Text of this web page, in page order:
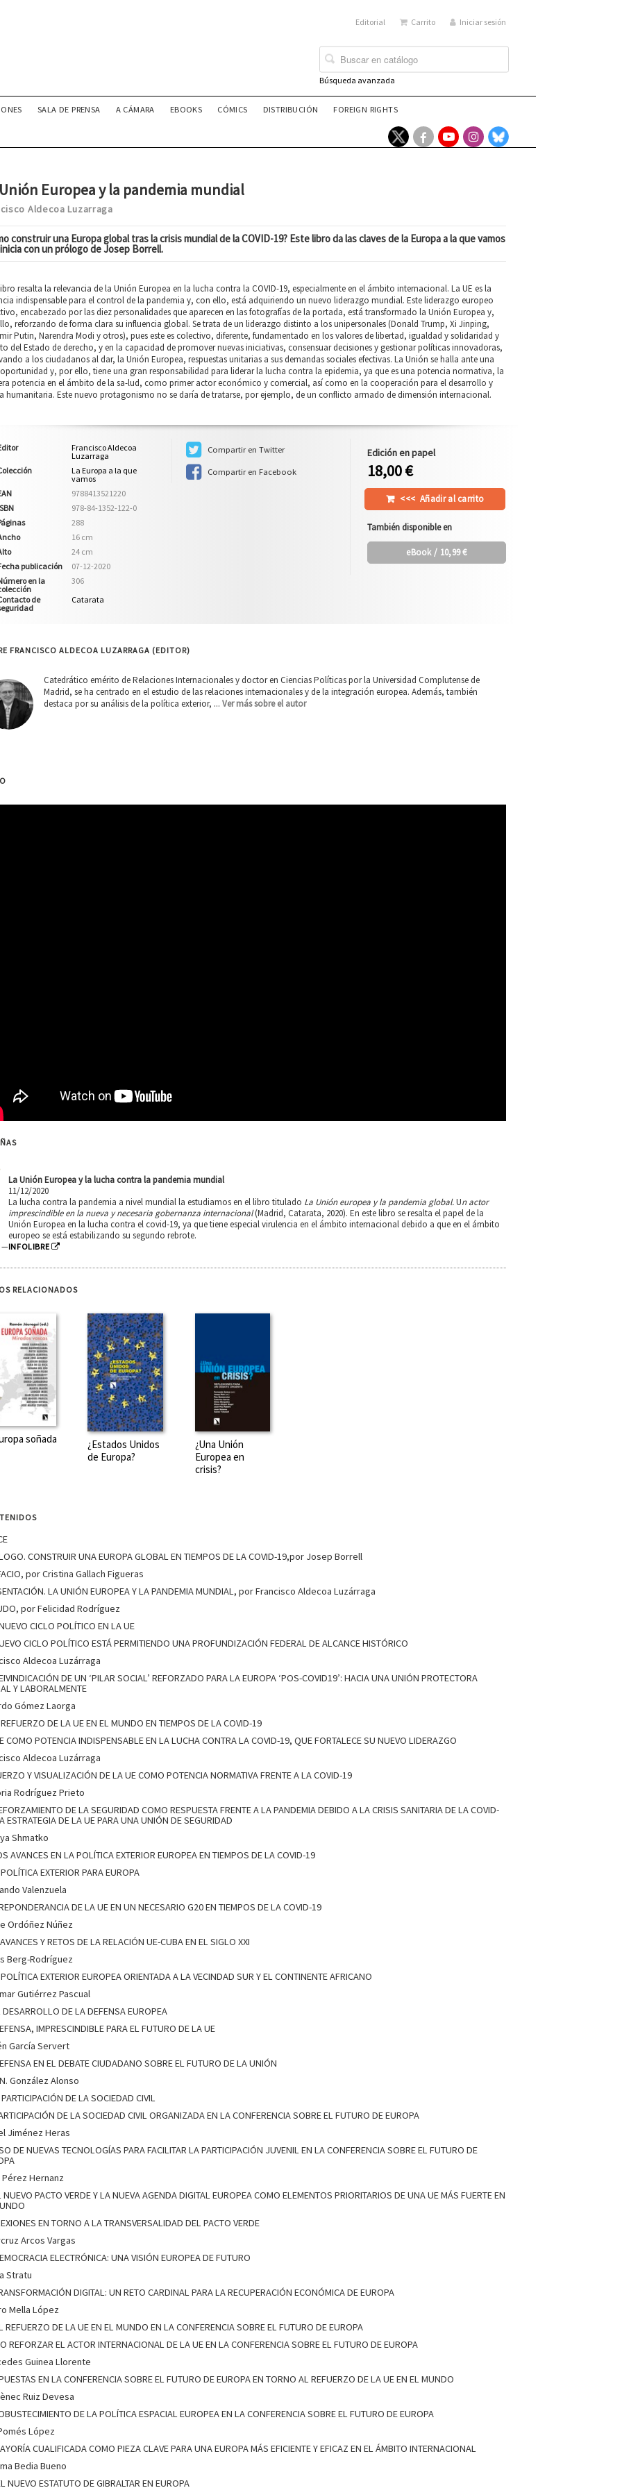
Editorial Carrito Iniciar sesión
Búsqueda avanzada
SALA DE PRENSA A CÁMARA EBOOKS CÓMICS DISTRIBUCIÓN FOREIGN RIGHTS
Europea y la pandemia mundial
Aldecoa Luzarraga
construir una Europa global tras la crisis mundial de la COVID-19? Este libro da las claves de la Europa a la que vamos
con un prólogo de Josep Borrell.
resalta la relevancia de la Unión Europea en la lucha contra la COVID-19, especialmente en el ámbito internacional. La UE es la
indispensable para el control de la pandemia y, con ello, está adquiriendo un nuevo liderazgo mundial. Este liderazgo europeo
encabezado por las diez personalidades que aparecen en las fotografías de la portada, está transformado la Unión Europea y,
reforzando de forma clara su influencia global. Se trata de un liderazgo distinto a los unipersonales (Donald Trump, Xi Jinping,
Putin, Narendra Modi y otros), pues este es colectivo, diferente, fundamentado en los valores de libertad, igualdad y solidaridad y
del Estado de derecho, y en la capacidad de promover nuevas iniciativas, consensuar decisiones y gestionar políticas innovadoras,
a los ciudadanos al dar, la Unión Europea, respuestas unitarias a sus demandas sociales efectivas. La Unión se halla ante una
y, por ello, tiene una gran responsabilidad para liderar la lucha contra la epidemia, ya que es una potencia normativa, la
potencia en el ámbito de la sa-lud, como primer actor económico y comercial, así como en la cooperación para el desarrollo y
humanitaria. Este nuevo protagonismo no se daría de tratarse, por ejemplo, de un conflicto armado de dimensión internacional.
Francisco Aldecoa
Luzarraga
La Europa a la que
vamos
9788413521220
978-84-1352-122-0
288
16 cm
24 cm
publicación
07-12-2020
en la
306
de
Catarata
Compartir en Twitter
Compartir en Facebook
Edición en papel
18,00 €
<<< Añadir al carrito
También disponible en
eBook/ 10,99 €
FRANCISCO ALDECOA LUZARRAGA (EDITOR)
Catedrático emérito de Relaciones Internacionales y doctor en Ciencias Políticas por la Universidad Complutense de
Madrid, se ha centrado en el estudio de las relaciones internacionales y de la integración europea. Además, también
destaca por su análisis de la política exterior, ... Ver más sobre el autor
La Unión Europea y la lucha contra la pandemia mundial
11/12/2020
La lucha contra la pandemia a nivel mundial la estudiamos en el libro titulado La Unión europea y la pandemia global.Un actor
imprescindible en la nueva y necesaria gobernanza internacional(Madrid, Catarata, 2020). En este libro se resalta el papel de la
Unión Europea en la lucha contra el covid-19, ya que tiene especial virulencia en el ámbito internacional debido a que en el ámbito
europeo se está estabilizando su segundo rebrote.
—INFOLIBRE
RELACIONADOS
soñada
¿Estados Unidos
de Europa?
¿Una Unión
Europea en
crisis?
CONSTRUIR UNA EUROPA GLOBAL EN TIEMPOS DE LA COVID-19,por Josep Borrell
por Cristina Gallach Figueras
LA UNIÓN EUROPEA Y LA PANDEMIA MUNDIAL, por Francisco Aldecoa Luzárraga
por Felicidad Rodríguez
CICLO POLÍTICO EN LA UE
CICLO POLÍTICO ESTÁ PERMITIENDO UNA PROFUNDIZACIÓN FEDERAL DE ALCANCE HISTÓRICO
Aldecoa Luzárraga
DE UN ‘PILAR SOCIAL’ REFORZADO PARA LA EUROPA ‘POS-COVID19’: HACIA UNA UNIÓN PROTECTORA
Y LABORALMENTE
Gómez Laorga
DE LA UE EN EL MUNDO EN TIEMPOS DE LA COVID-19
COMO POTENCIA INDISPENSABLE EN LA LUCHA CONTRA LA COVID-19, QUE FORTALECE SU NUEVO LIDERAZGO
Aldecoa Luzárraga
Y VISUALIZACIÓN DE LA UE COMO POTENCIA NORMATIVA FRENTE A LA COVID-19
Rodríguez Prieto
DE LA SEGURIDAD COMO RESPUESTA FRENTE A LA PANDEMIA DEBIDO A LA CRISIS SANITARIA DE LA COVID-
ESTRATEGIA DE LA UE PARA UNA UNIÓN DE SEGURIDAD
Shmatko
AVANCES EN LA POLÍTICA EXTERIOR EUROPEA EN TIEMPOS DE LA COVID-19
EXTERIOR PARA EUROPA
Valenzuela
DE LA UE EN UN NECESARIO G20 EN TIEMPOS DE LA COVID-19
Ordóñez Núñez
Y RETOS DE LA RELACIÓN UE-CUBA EN EL SIGLO XXI
Berg-Rodríguez
EXTERIOR EUROPEA ORIENTADA A LA VECINDAD SUR Y EL CONTINENTE AFRICANO
Gutiérrez Pascual
DESARROLLO DE LA DEFENSA EUROPEA
IMPRESCINDIBLE PARA EL FUTURO DE LA UE
García Servert
EN EL DEBATE CIUDADANO SOBRE EL FUTURO DE LA UNIÓN
González Alonso
DE LA SOCIEDAD CIVIL
DE LA SOCIEDAD CIVIL ORGANIZADA EN LA CONFERENCIA SOBRE EL FUTURO DE EUROPA
Jiménez Heras
DE NUEVAS TECNOLOGÍAS PARA FACILITAR LA PARTICIPACIÓN JUVENIL EN LA CONFERENCIA SOBRE EL FUTURO DE
Hernanz
NUEVO PACTO VERDE Y LA NUEVA AGENDA DIGITAL EUROPEA COMO ELEMENTOS PRIORITARIOS DE UNA UE MÁS FUERTE EN
EN TORNO A LA TRANSVERSALIDAD DEL PACTO VERDE
Arcos Vargas
ELECTRÓNICA: UNA VISIÓN EUROPEA DE FUTURO
Stratu
DIGITAL: UN RETO CARDINAL PARA LA RECUPERACIÓN ECONÓMICA DE EUROPA
Mella López
REFUERZO DE LA UE EN EL MUNDO EN LA CONFERENCIA SOBRE EL FUTURO DE EUROPA
REFORZAR EL ACTOR INTERNACIONAL DE LA UE EN LA CONFERENCIA SOBRE EL FUTURO DE EUROPA
Guinea Llorente
EN LA CONFERENCIA SOBRE EL FUTURO DE EUROPA EN TORNO AL REFUERZO DE LA UE EN EL MUNDO
Ruiz Devesa
DE LA POLÍTICA ESPACIAL EUROPEA EN LA CONFERENCIA SOBRE EL FUTURO DE EUROPA
López
CUALIFICADA COMO PIEZA CLAVE PARA UNA EUROPA MÁS EFICIENTE Y EFICAZ EN EL ÁMBITO INTERNACIONAL
Bedia Bueno
NUEVO ESTATUTO DE GIBRALTAR EN EUROPA